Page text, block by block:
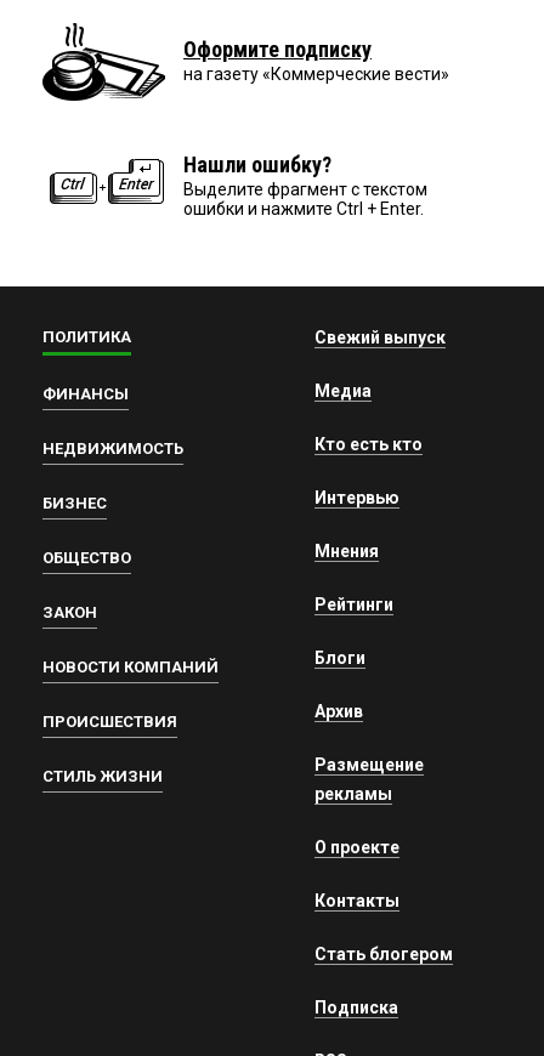
Оформите подписку
на газету «Коммерческие вести»
Нашли ошибку?
Выделите фрагмент с текстом
ошибки и нажмите Ctrl + Enter.
ПОЛИТИКА
ФИНАНСЫ
НЕДВИЖИМОСТЬ
БИЗНЕС
ОБЩЕСТВО
ЗАКОН
НОВОСТИ КОМПАНИЙ
ПРОИСШЕСТВИЯ
СТИЛЬ ЖИЗНИ
Свежий выпуск
Медиа
Кто есть кто
Интервью
Мнения
Рейтинги
Блоги
Архив
Размещение
рекламы
О проекте
Контакты
Стать блогером
Подписка